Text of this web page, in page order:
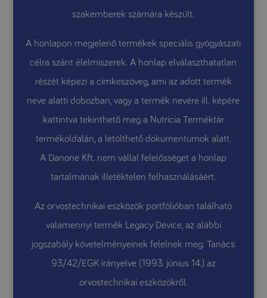
szakemberek számára készült.
A honlapon megjelenő termékek speciális gyógyászati
célra szánt élelmiszerek. A honlap elválaszthatatlan
részét képezi a címkeszöveg, ami az adott termék
neve alatti dobozban, vagy a termék nevére ill. képére
kattintva tekinthető meg a Nutricia Terméktár
termékoldalán, a letölthető dokumentumok alatt.
A Danone Kft. nem vállal felelősséget a honlap
tartalmának illetéktelen felhasználásáért.
Az orvostechnikai eszközök portfólióban található
valamennyi termék Legacy Device, az alábbi
jogszabály követelményeinek felelnek meg: Tanács
93/42/EGK irányelve (1993. június 14.) az
orvostechnikai eszközökről.